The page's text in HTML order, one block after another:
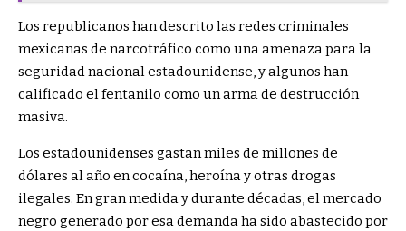
Los republicanos han descrito las redes criminales
mexicanas de narcotráfico como una amenaza para la
seguridad nacional estadounidense, y algunos han
calificado el fentanilo como un arma de destrucción
masiva.
Los estadounidenses gastan miles de millones de
dólares al año en cocaína, heroína y otras drogas
ilegales. En gran medida y durante décadas, el mercado
negro generado por esa demanda ha sido abastecido por